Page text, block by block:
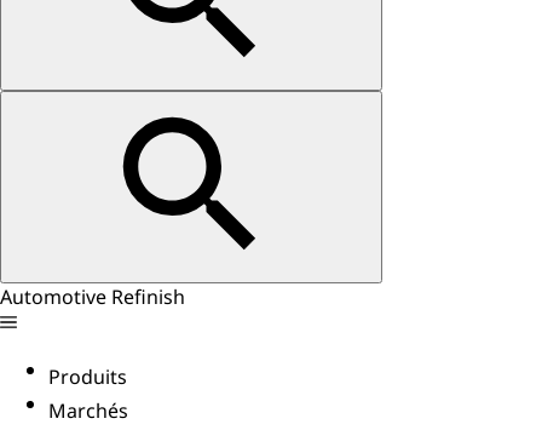
Automotive Refinish
Produits
Marchés